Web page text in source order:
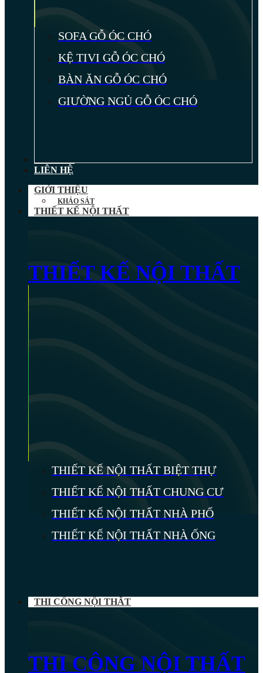
SOFA GỖ ÓC CHÓ
KỆ TIVI GỖ ÓC CHÓ
BÀN ĂN GỖ ÓC CHÓ
GIƯỜNG NGỦ GỖ ÓC CHÓ
LIÊN HỆ
GIỚI THIỆU
KHẢO SÁT
THIẾT KẾ NỘI THẤT
THIẾT KẾ NỘI THẤT
THIẾT KẾ NỘI THẤT BIỆT THỰ
THIẾT KẾ NỘI THẤT CHUNG CƯ
THIẾT KẾ NỘI THẤT NHÀ PHỐ
THIẾT KẾ NỘI THẤT NHÀ ỐNG
THI CÔNG NỘI THẤT
THI CÔNG NỘI THẤT